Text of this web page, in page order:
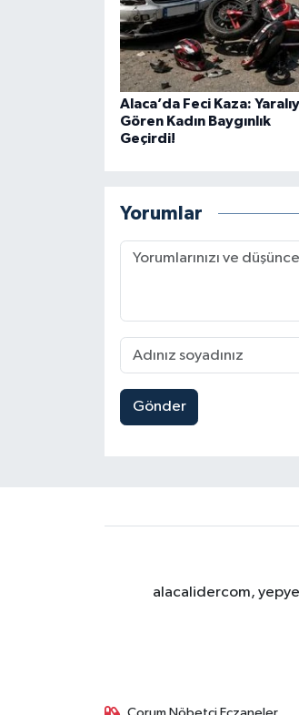
Alaca’da Feci Kaza:
Gören Kadın Baygınlık
Geçirdi!
Yorumlar
Gönder
alacalidercom,